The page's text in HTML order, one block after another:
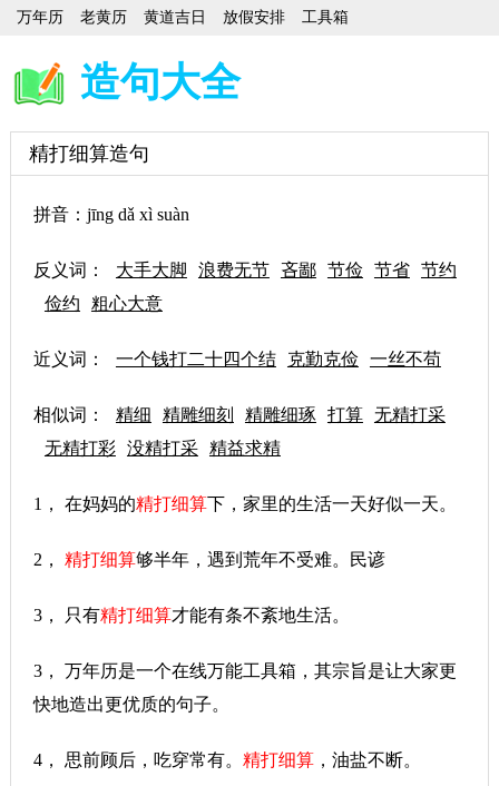
万年历 老黄历 黄道吉日 放假安排 工具箱
造句大全
精打细算造句
拼音：jīng dǎ xì suàn
反义词： 大手大脚 浪费无节 吝鄙 节俭 节省 节约
俭约
粗心大意
近义词： 一个钱打二十四个结 克勤克俭 一丝不苟
相似词： 精细 精雕细刻 精雕细琢 打算 无精打采
无精打彩 没精打采 精益求精
1， 在妈妈的精打细算下，家里的生活一天好似一天。
2， 精打细算够半年，遇到荒年不受难。民谚
3， 只有精打细算才能有条不紊地生活。
3， 万年历是一个在线万能工具箱，其宗旨是让大家更
快地造出更优质的句子。
4， 思前顾后，吃穿常有。 精打细算，油盐不断。